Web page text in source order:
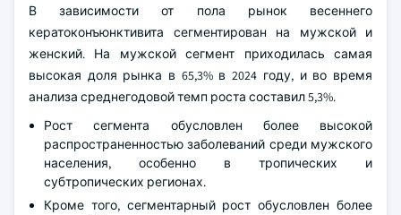
В зависимости от пола рынок весеннего
кератоконъюнктивита сегментирован на мужской и
женский. На мужской сегмент приходилась самая
высокая доля рынка в 65,3% в 2024 году, и во время
анализа среднегодовой темп роста составил 5,3%.
Рост сегмента обусловлен более высокой
распространенностью заболеваний среди мужского
населения, особенно в тропических и
субтропических регионах.
Кроме того, сегментарный рост обусловлен более